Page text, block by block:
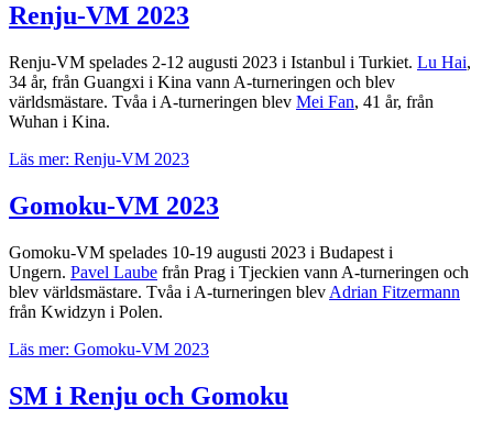
Renju-VM 2023
Renju-VM spelades 2-12 augusti 2023 i Istanbul i Turkiet. Lu Hai,
34 år, från Guangxi i Kina vann A-turneringen och blev
världsmästare. Tvåa i A-turneringen blev Mei Fan, 41 år, från
Wuhan i Kina.
Läs mer: Renju-VM 2023
Gomoku-VM 2023
Gomoku-VM spelades 10-19 augusti 2023 i Budapest i
Ungern. Pavel Laube från Prag i Tjeckien vann A-turneringen och
blev världsmästare. Tvåa i A-turneringen blev Adrian Fitzermann
från Kwidzyn i Polen.
Läs mer: Gomoku-VM 2023
SM i Renju och Gomoku